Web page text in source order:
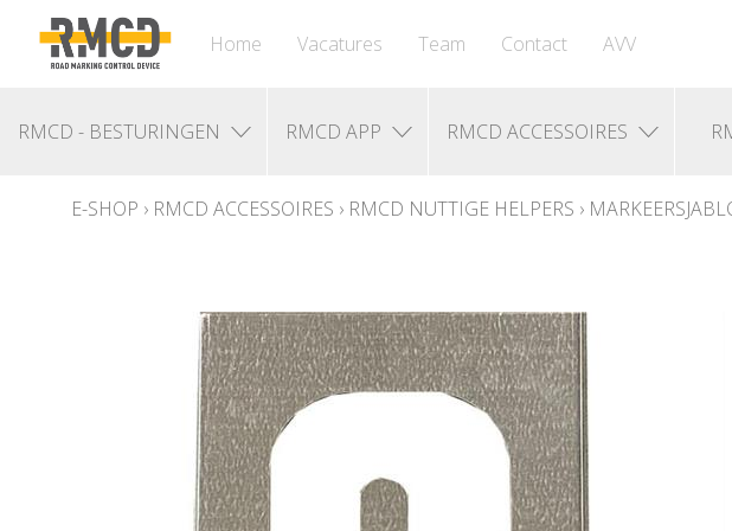
Home Vacatures Team Contact AVV
RMCD - BESTURINGEN RMCD APP RMCD ACCESSOIRES
E-SHOP › RMCD ACCESSOIRES › RMCD NUTTIGE HELPERS ›